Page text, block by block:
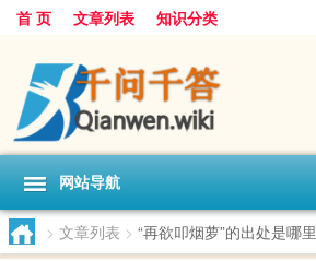
首 页 文章列表 知识分类
网站导航
> 文章列表 > “再欲叩烟萝”的出处是哪里